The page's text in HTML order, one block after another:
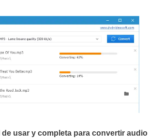
usar y completa para convertir audio